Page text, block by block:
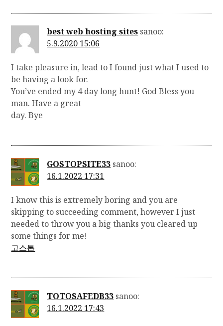
best web hosting sites sanoo:
5.9.2020 15:06
I take pleasure in, lead to I found just what I used to
be having a look for.
You’ve ended my 4 day long hunt! God Bless you
man. Have a great
day. Bye
GOSTOPSITE33 sanoo:
16.1.2022 17:31
I know this is extremely boring and you are
skipping to succeeding comment, however I just
needed to throw you a big thanks you cleared up
some things for me!
고스톱
TOTOSAFEDB33 sanoo:
16.1.2022 17:43